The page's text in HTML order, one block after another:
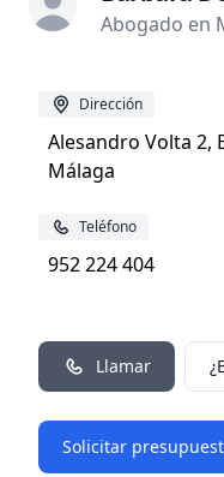
Abogado en
Dirección
Alesandro Volta 2,
Málaga
Teléfono
952 224 404
Llamar
Solicitar